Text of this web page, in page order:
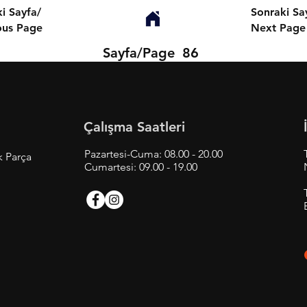
Sayfa/
Page
Sonraki
Next Page
Sayfa/Page 86
Parça
Çalışma Saatleri
Pazartesi-Cuma: 08.00 - 20.00
Cumartesi: 09.00 - 19.00